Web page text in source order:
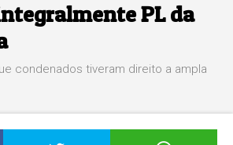
PL da
condenados tiveram direito a ampla